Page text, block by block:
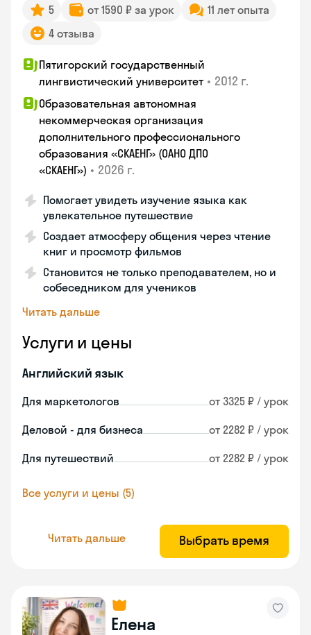
5 от 1590 ₽ за урок
11 лет опыта
4 отзыва
Пятигорский государственный
лингвистический университет • 2012 г.
Образовательная автономная
некоммерческая организация
дополнительного профессионального
образования «СКАЕНГ» (ОАНО ДПО
«СКАЕНГ») • 2026 г.
Помогает увидеть изучение языка как
увлекательное путешествие
Создает атмосферу общения через чтение
книг и просмотр фильмов
Становится не только преподавателем, но и
собеседником для учеников
Читать дальше
Услуги и цены
Английский язык
Для маркетологов от 3325 ₽ / урок
Деловой - для бизнеса от 2282 ₽ / урок
Для путешествий от 2282 ₽ / урок
Все услуги и цены (5)
Читать дальше Выбрать время
Елена